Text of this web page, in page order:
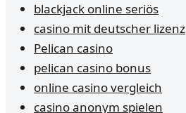
blackjack online seriös
casino mit deutscher lizenz
Pelican casino
pelican casino bonus
online casino vergleich
casino anonym spielen